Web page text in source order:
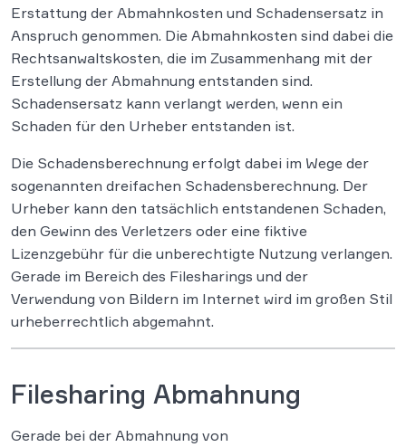
Erstattung der Abmahnkosten und Schadensersatz in
Anspruch genommen. Die Abmahnkosten sind dabei die
Rechtsanwaltskosten, die im Zusammenhang mit der
Erstellung der Abmahnung entstanden sind.
Schadensersatz kann verlangt werden, wenn ein
Schaden für den Urheber entstanden ist.
Die Schadensberechnung erfolgt dabei im Wege der
sogenannten dreifachen Schadensberechnung. Der
Urheber kann den tatsächlich entstandenen Schaden,
den Gewinn des Verletzers oder eine fiktive
Lizenzgebühr für die unberechtigte Nutzung verlangen.
Gerade im Bereich des Filesharings und der
Verwendung von Bildern im Internet wird im großen Stil
urheberrechtlich abgemahnt.
Filesharing Abmahnung
Gerade bei der Abmahnung von